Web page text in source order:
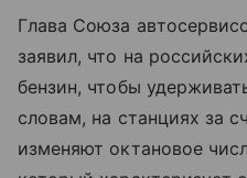
Глава Союза
заявил, что на
бензин, чтобы
словам, на станциях за
изменяют октановое